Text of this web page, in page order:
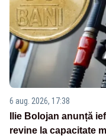
6 aug. 2026, 17:38
Ilie Bolojan anunță
revine la capacitate